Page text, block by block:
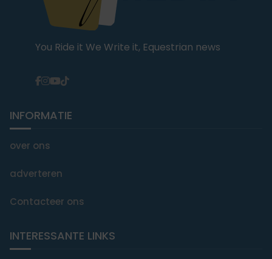
You Ride it We Write it, Equestrian news
INFORMATIE
over ons
adverteren
Contacteer ons
INTERESSANTE LINKS